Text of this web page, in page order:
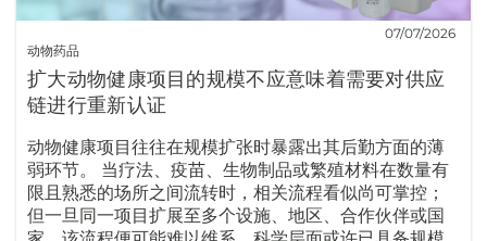
动物药品
07/07/2026
扩大动物健康项目的规模不应意味着需要对供应
链进行重新认证
动物健康项目往往在规模扩张时暴露出其后勤方面的薄
弱环节。 当疗法、疫苗、生物制品或繁殖材料在数量有
限且熟悉的场所之间流转时，相关流程看似尚可掌控；
但一旦同一项目扩展至多个设施、地区、合作伙伴或国